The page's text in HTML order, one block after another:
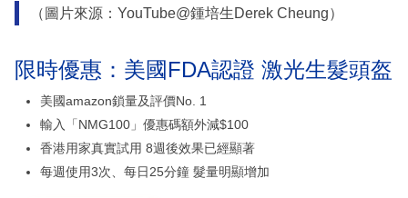
（圖片來源：YouTube@鍾培生Derek Cheung）
限時優惠：美國FDA認證 激光生髮頭盔
美國amazon鎖量及評價No. 1
輸入「NMG100」優惠碼額外減$100
香港用家真實試用 8週後效果已經顯著
每週使用3次、每日25分鐘 髮量明顯增加